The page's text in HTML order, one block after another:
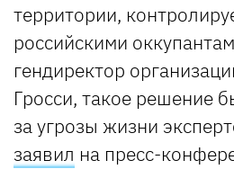
территории,
российскими
гендиректор
Гросси, такое решение
за угрозы жизни
заявил на пресс-